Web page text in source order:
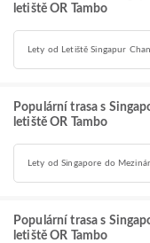
letiště OR Tambo
Lety od Letiště Singapur
Populární trasa s
letiště OR Tambo
Lety od Singapore do
Populární trasa s
letiště OR Tambo